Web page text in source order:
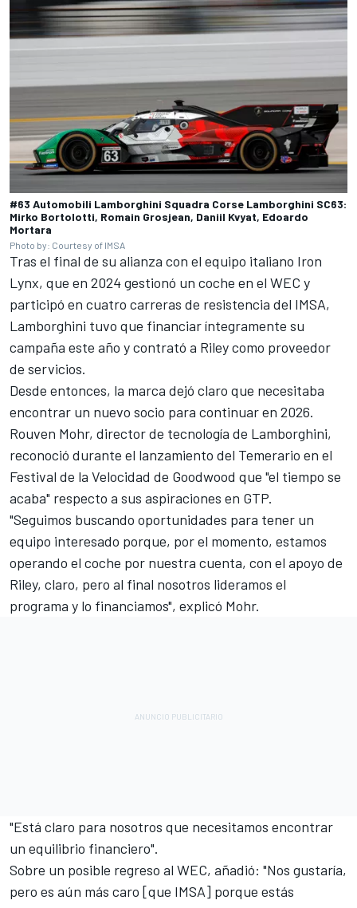
#63 Automobili Lamborghini Squadra Corse Lamborghini SC63:
Mirko Bortolotti, Romain Grosjean, Daniil Kvyat, Edoardo
Mortara
Photo by: Courtesy of IMSA
Tras el final de su alianza con el equipo italiano Iron
Lynx, que en 2024 gestionó un coche en el WEC y
participó en cuatro carreras de resistencia del IMSA,
Lamborghini tuvo que financiar íntegramente su
campaña este año y contrató a Riley como proveedor
de servicios.
Desde entonces, la marca dejó claro que necesitaba
encontrar un nuevo socio para continuar en 2026.
Rouven Mohr, director de tecnología de Lamborghini,
reconoció durante el lanzamiento del Temerario en el
Festival de la Velocidad de Goodwood que "el tiempo se
acaba" respecto a sus aspiraciones en GTP.
"Seguimos buscando oportunidades para tener un
equipo interesado porque, por el momento, estamos
operando el coche por nuestra cuenta, con el apoyo de
Riley, claro, pero al final nosotros lideramos el
programa y lo financiamos", explicó Mohr.
"Está claro para nosotros que necesitamos encontrar
un equilibrio financiero".
Sobre un posible regreso al WEC, añadió: "Nos gustaría,
pero es aún más caro [que IMSA] porque estás